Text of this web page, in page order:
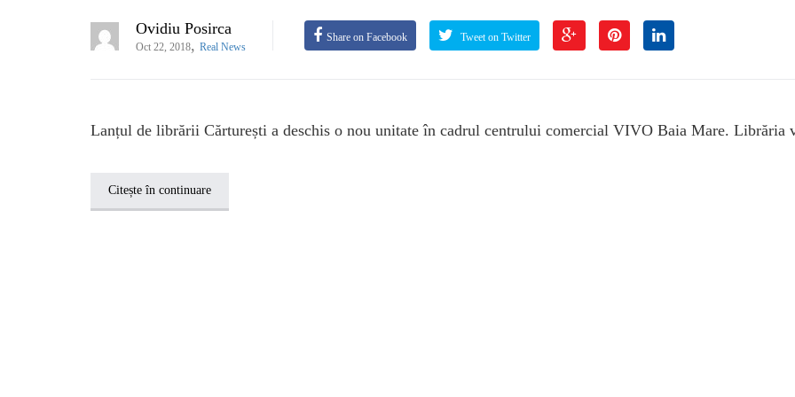
Ovidiu Posirca
Oct 22, 2018, Real News
Share on Facebook Tweet on Twitter
Lanțul de librării Cărturești a deschis o nou unitate în cadrul centrului comercial VIVO Baia Mare. Librăria
Citește în continuare